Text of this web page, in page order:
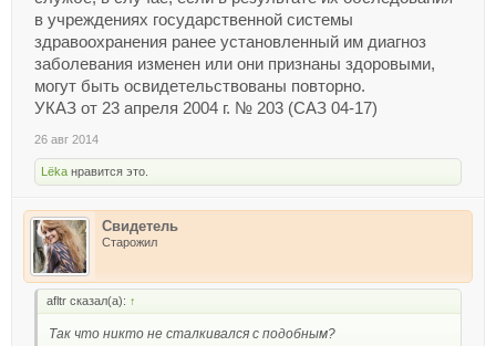
в учреждениях государственной системы
здравоохранения ранее установленный им диагноз
заболевания изменен или они признаны здоровыми,
могут быть освидетельствованы повторно.
УКАЗ от 23 апреля 2004 г. № 203 (САЗ 04-17)
26 авг 2014
Lёka нравится это.
Свидетель
Старожил
afltr сказал(а): ↑
Так что никто не сталкивался с подобным?